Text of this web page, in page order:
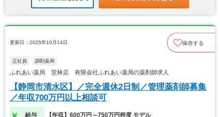
更新日：2025年10月14日 保存する
正社員 調剤薬局
ふれあい薬局 堂林店 有限会社ふれあい薬局の薬剤師求人
【静岡市清水区】／完全週休2日制／管理薬剤師募集
／年収700万円以上相談可
給与 【年収】600万円～750万円程度 モデル